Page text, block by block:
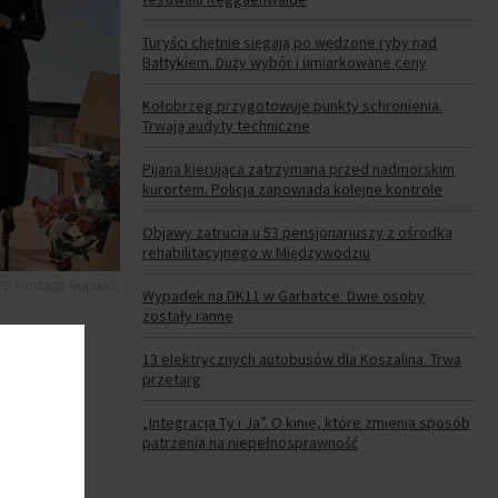
Turyści chętnie sięgają po wędzone ryby nad
Bałtykiem. Duży wybór i umiarkowane ceny
Kołobrzeg przygotowuje punkty schronienia.
Trwają audyty techniczne
Pijana kierująca zatrzymana przed nadmorskim
kurortem. Policja zapowiada kolejne kontrole
Objawy zatrucia u 53 pensjonariuszy z ośrodka
rehabilitacyjnego w Międzywodziu
Wypadek na DK11 w Garbatce. Dwie osoby
zostały ranne
13 elektrycznych autobusów dla Koszalina. Trwa
przetarg
„Integracja Ty i Ja”. O kinie, które zmienia sposób
patrzenia na niepełnosprawność